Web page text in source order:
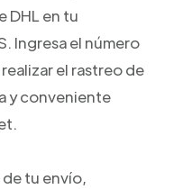
DHL en tu
Ingresa el número
el rastreo de
y conveniente
tu envío,